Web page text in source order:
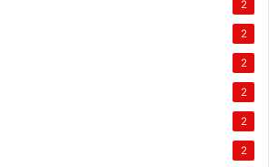
2
2
2
2
2
2